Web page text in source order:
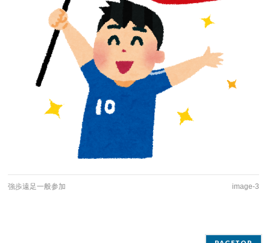
強歩遠足一般参加 image-3